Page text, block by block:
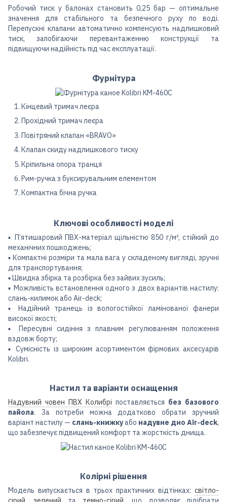
Робочий тиск у балонах становить 0,25 бар — оптимальне
значення для стабільного та безпечного руху по воді.
Перепускні клапани автоматично компенсують надлишковий
тиск, запобігаючи перевантаженню конструкції та
підвищуючи надійність під час експлуатації.
Фурнітура
Кінцевий тримач леєра
Прохідний тримач леєра
Повітряний клапан «BRAVO»
Клапан скиду надлишкового тиску
Кріпильна опора транця
Рим-ручка з буксирувальним елементом
Компактна бічна ручка
Ключові особливості моделі
▪︎ П’ятишаровий ПВХ-матеріал щільністю 850 г/м², стійкий до
механічних пошкоджень;
▪︎ Компактні розміри та мала вага у складеному вигляді, зручні
для транспортування;
▪︎ Швидка збірка та розбірка без зайвих зусиль;
▪︎ Можливість встановлення одного з двох варіантів настилу:
слань-килимок або Air-deck;
▪︎ Надійний транець із вологостійкої ламінованої фанери
високої якості;
▪︎ Пересувні сидіння з плавним регулюванням положення
вздовж борту;
▪︎ Сумісність із широким асортиментом фірмових аксесуарів
Kolibri.
Настил та варіанти оснащення
Надувний човен ПВХ Колибрі поставляється без базового
пайола. За потреби можна додатково обрати зручний
варіант настилу — слань-книжкуабо надувне дно Air-deck,
що забезпечує підвищений комфорт та жорсткість днища.
Колірні рішення
Модель випускається в трьох практичних відтінках: світло-